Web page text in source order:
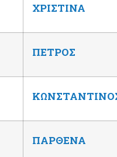
ΧΡΙΣΤΙΝΑ
ΠΕΤΡΟΣ
ΠΑΡΘΕΝΑ